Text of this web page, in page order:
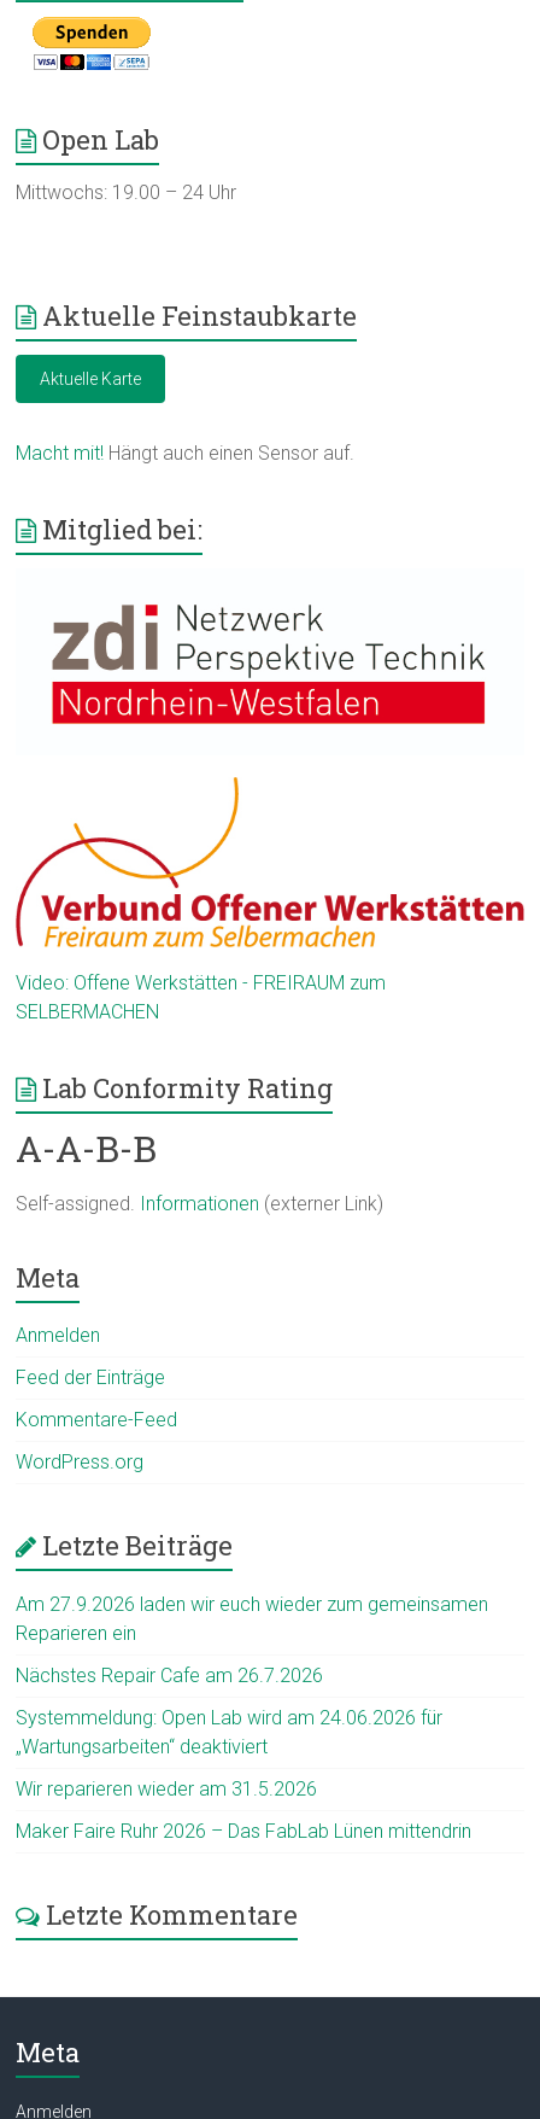
Open Lab
Mittwochs: 19.00 – 24 Uhr
Aktuelle Feinstaubkarte
Aktuelle Karte
Macht mit! Hängt auch einen Sensor auf.
Mitglied bei:
Video: Offene Werkstätten - FREIRAUM zum
SELBERMACHEN
Lab Conformity Rating
A-A-B-B
Self-assigned. Informationen (externer Link)
Meta
Anmelden
Feed der Einträge
Kommentare-Feed
WordPress.org
Letzte Beiträge
Am 27.9.2026 laden wir euch wieder zum gemeinsamen
Reparieren ein
Nächstes Repair Cafe am 26.7.2026
Systemmeldung: Open Lab wird am 24.06.2026 für
„Wartungsarbeiten“ deaktiviert
Wir reparieren wieder am 31.5.2026
Maker Faire Ruhr 2026 – Das FabLab Lünen mittendrin
Letzte Kommentare
Meta
Anmelden